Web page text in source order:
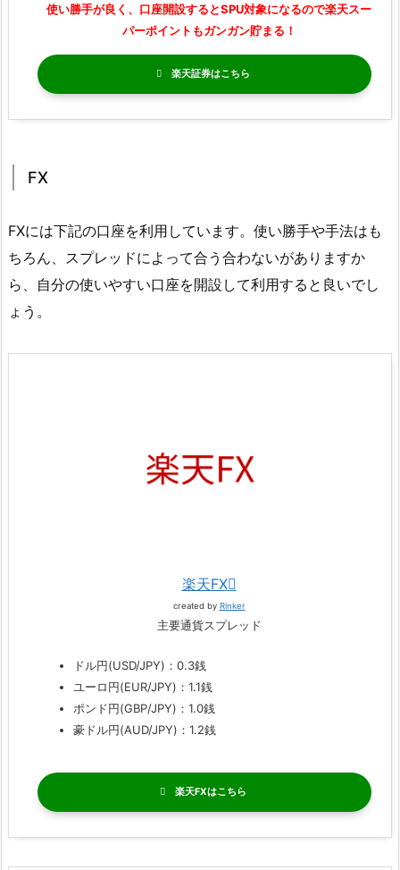
使い勝手が良く、口座開設するとSPU対象になるので楽天スー
パーポイントもガンガン貯まる！
楽天証券
FX
FXには下記の口座を利用しています。使い勝手や手法はも
ちろん、スプレッドによって合う合わないがありますか
ら、自分の使いやすい口座を開設して利用すると良いでし
ょう。
楽天FX
created by Rinker
主要通貨スプレッド
ドル円(USD/JPY)：0.3銭
ユーロ円(EUR/JPY)：1.1銭
ポンド円(GBP/JPY)：1.0銭
豪ドル円(AUD/JPY)：1.2銭
楽天FX